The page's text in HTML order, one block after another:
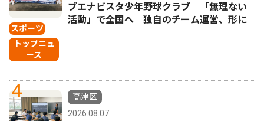
スポーツ
トップニュ
ース
ブエナビスタ少年野球クラブ 「無理ない
活動」で全国へ 独自のチーム運営、形に
4
高津区
2026.08.07